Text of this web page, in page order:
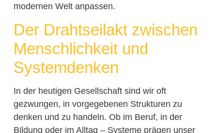
modernen Welt anpassen.
Der Drahtseilakt zwischen
Menschlichkeit und
Systemdenken
In der heutigen Gesellschaft sind wir oft
gezwungen, in vorgegebenen Strukturen zu
denken und zu handeln. Ob im Beruf, in der
Bildung oder im Alltag – Systeme prägen unser